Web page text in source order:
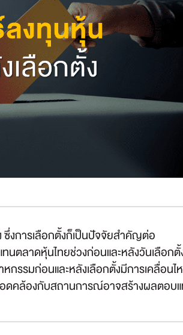
ซึ่งการเลือกตั้งก็เป็นปัจจัยสำคัญต่อ
ตลาดหุ้นไทยช่วงก่อนและหลังวันเลือกตั้
รรมก่อนและหลังเลือกตั้งมีการเคลื่อนไ
ดคล้องกับสถานการณ์อาจสร้างผลตอบ
ไม่มีค่าธรรมเนียม 13 ก.ค.-
31 ส.ค. 69
ไม่มีค่า
รายละเอียดด้านล่าง)